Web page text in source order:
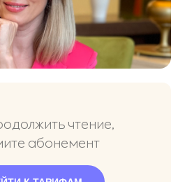
чтение,
абонемент